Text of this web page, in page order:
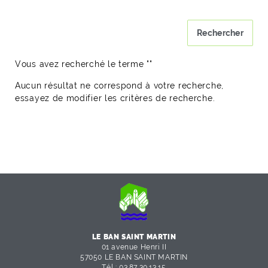
Vous avez recherché le terme ""
Aucun résultat ne correspond à votre recherche,
essayez de modifier les critères de recherche.
LE BAN SAINT MARTIN
01 avenue Henri II
57050 LE BAN SAINT MARTIN